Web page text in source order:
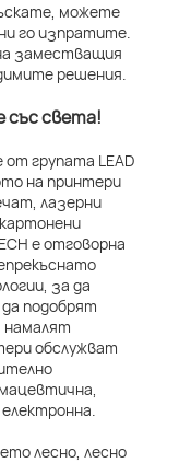
можете
го изпратите.
заместващия
решения.
със света!
от групата LEAD
на принтери
лазерни
е отговорна
за да
подобрят
намалят
обслужват
лесно, лесно